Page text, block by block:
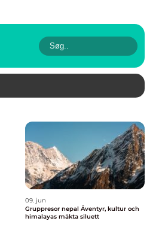
09. jun
Gruppresor nepal Äventyr, kultur och
himalayas mäkta siluett